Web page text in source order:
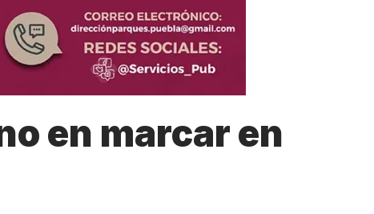
en marcar en